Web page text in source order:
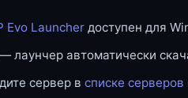
Evo Launcher доступен для
— лаунчер автоматически
сервер в списке серверов